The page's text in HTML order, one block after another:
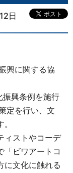
日
興に関する協
興条例を施行
定を行い、文
ィストやコーデ
「ビワアートコ
に文化に触れる